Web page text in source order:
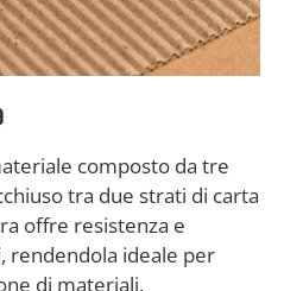
composto da tre
tra due strati di carta
offre resistenza e
rendendola ideale per
di materiali.